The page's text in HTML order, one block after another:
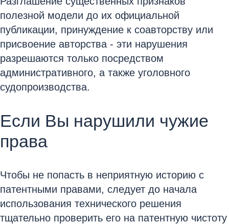
полезной модели до их официальной
публикации, принуждение к соавторству или
присвоение авторства - эти нарушения
разрешаются только посредством
административного, а также уголовного
судопроизводства.
Если Вы нарушили чужие
права
Чтобы не попасть в неприятную историю с
патентными правами, следует до начала
использования технического решения
тщательно проверить его на патентную чистоту